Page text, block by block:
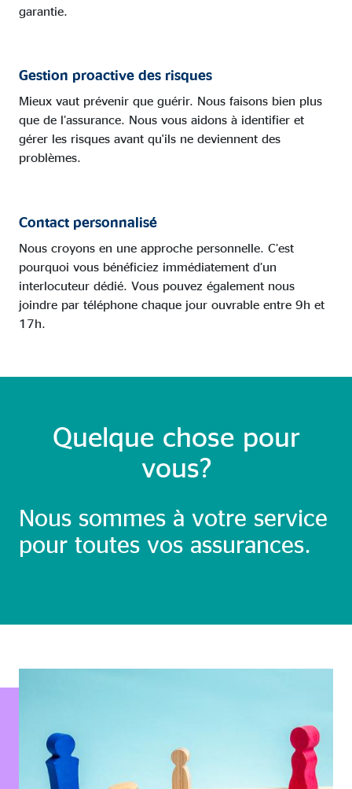
garantie.
Gestion proactive des risques
Mieux vaut prévenir que guérir. Nous faisons bien plus
que de l’assurance. Nous vous aidons à identifier et
gérer les risques avant qu'ils ne deviennent des
problèmes.
Contact personnalisé
Nous croyons en une approche personnelle. C’est
pourquoi vous bénéficiez immédiatement d’un
interlocuteur dédié. Vous pouvez également nous
joindre par téléphone chaque jour ouvrable entre 9h et
17h.
Quelque chose pour
vous?
Nous sommes à votre service
pour toutes vos assurances.